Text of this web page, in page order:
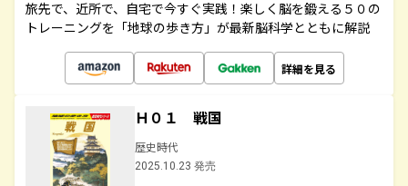
旅先で、近所で、自宅で今すぐ実践！楽しく脳を鍛える５０の
トレーニングを「地球の歩き方」が最新脳科学とともに解説
詳細を見る
Ｈ０１ 戦国
歴史時代
2025.10.23 発売